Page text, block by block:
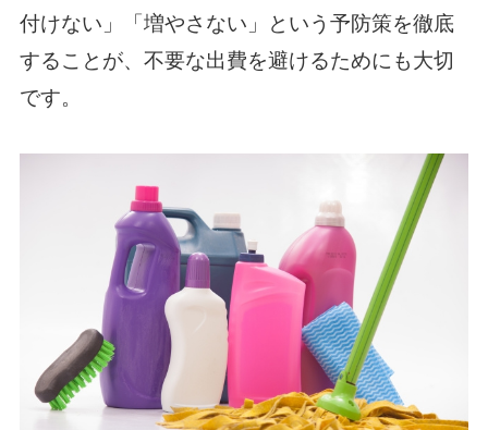
付けない」「増やさない」という予防策を徹底
することが、不要な出費を避けるためにも大切
です。